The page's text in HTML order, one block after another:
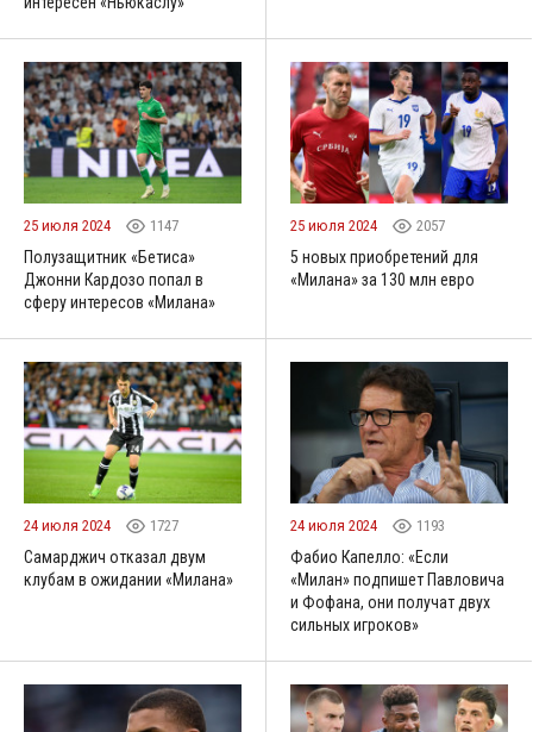
25 июля 2024 1147
Полузащитник «Бетиса»
Джонни Кардозо попал в
сферу интересов «Милана»
25 июля 2024 2057
5 новых приобретений для
«Милана» за 130 млн евро
24 июля 2024 1727
Самарджич отказал двум
клубам в ожидании «Милана»
24 июля 2024 1193
Фабио Капелло: «Если
«Милан» подпишет Павловича
и Фофана, они получат двух
сильных игроков»